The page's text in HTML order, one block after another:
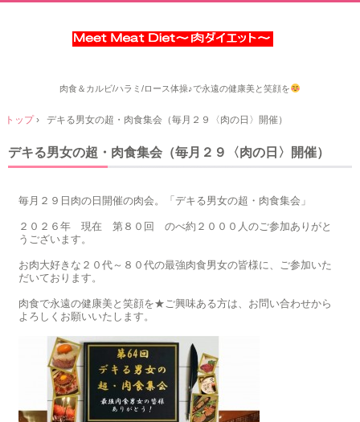
肉食＆カルビ/ハラミ/ロース体操♪で永遠の健康美と笑顔を
トップ› デキる男女の超・肉食集会（毎月２９〈肉の日〉開催）
デキる男女の超・肉食集会（毎月２９〈肉の日〉開催）
毎月２９日肉の日開催の肉会。「デキる男女の超・肉食集会」
２０２６年 現在 第８０回 のべ約２０００人のご参加ありがと
うございます。
お肉大好きな２０代～８０代の最強肉食男女の皆様に、ご参加いた
だいております。
肉食で永遠の健康美と笑顔を★ご興味ある方は、お問い合わせから
よろしくお願いいたします。